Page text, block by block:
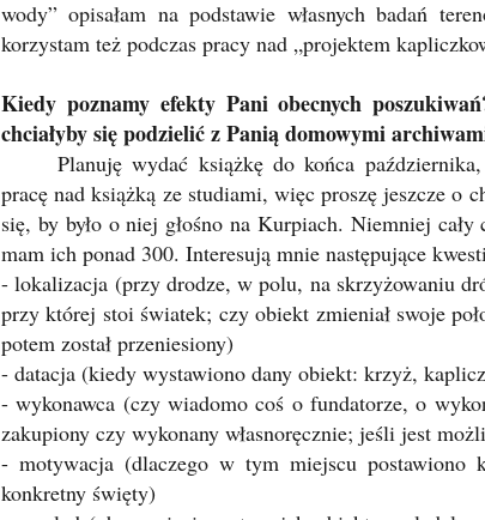
wody” opisałam na podstawie własnych badań
korzystam też podczas pracy nad „projektem
Kiedy poznamy efekty Pani obecnych
chciałyby się podzielić z Panią domowymi
Planuję wydać książkę do końca
pracę nad książką ze studiami, więc proszę jeszcze o
się, by było o niej głośno na Kurpiach. Niemniej
mam ich ponad 300. Interesują mnie następujące
- lokalizacja (przy drodze, w polu, na skrzyżowaniu
przy której stoi światek; czy obiekt zmieniał swoje
potem został przeniesiony)
- datacja (kiedy wystawiono dany obiekt: krzyż,
- wykonawca (czy wiadomo coś o fundatorze, o
zakupiony czy wykonany własnoręcznie; jeśli jest
- motywacja (dlaczego w tym miejscu postawiono
konkretny święty)